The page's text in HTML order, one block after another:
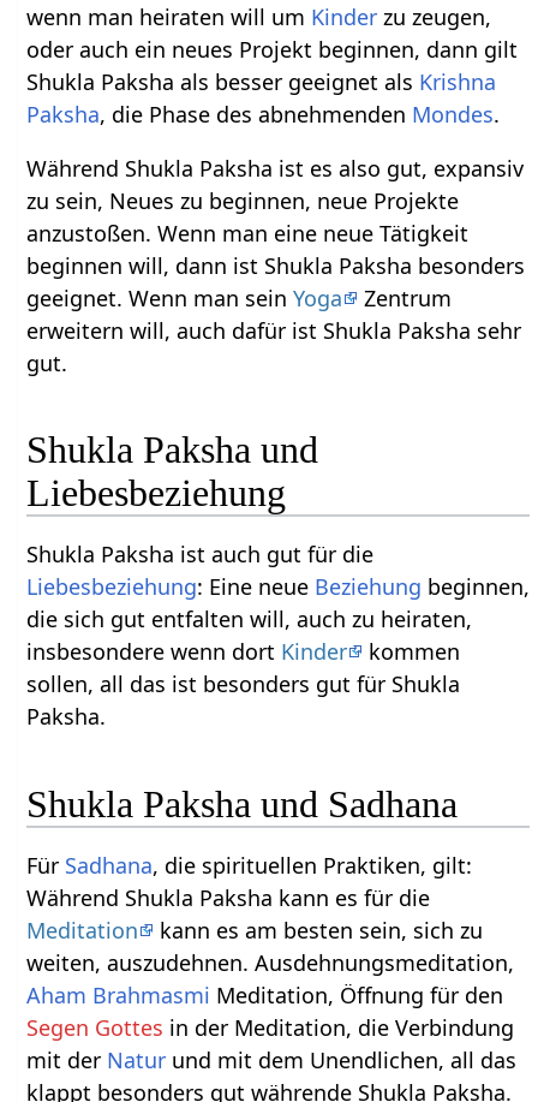
wenn man heiraten will um Kinder zu zeugen,
oder auch ein neues Projekt beginnen, dann gilt
Shukla Paksha als besser geeignet als Krishna
Paksha, die Phase des abnehmenden Mondes.
Während Shukla Paksha ist es also gut, expansiv
zu sein, Neues zu beginnen, neue Projekte
anzustoßen. Wenn man eine neue Tätigkeit
beginnen will, dann ist Shukla Paksha besonders
geeignet. Wenn man seinYoga
Zentrum
erweitern will, auch dafür ist Shukla Paksha sehr
gut.
Shukla Paksha und
Liebesbeziehung
Shukla Paksha ist auch gut für die
Liebesbeziehung: Eine neue Beziehung beginnen,
die sich gut entfalten will, auch zu heiraten,
insbesondere wenn dort Kinder
kommen
sollen, all das ist besonders gut für Shukla
Paksha.
Shukla Paksha und Sadhana
Für Sadhana, die spirituellen Praktiken, gilt:
Während Shukla Paksha kann es für die
Meditation
kann es am besten sein, sich zu
weiten, auszudehnen. Ausdehnungsmeditation,
Aham Brahmasmi Meditation, Öffnung für den
Segen Gottes in der Meditation, die Verbindung
mit der Natur und mit dem Unendlichen, all das
klappt besonders gut währende Shukla Paksha.